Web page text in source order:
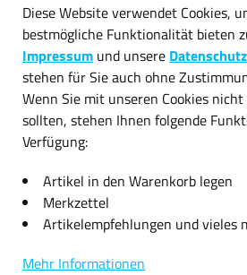
Original Brother
211 für P-Touch 1005
1290
9,98 € *
inkl. MwSt.zzgl. Versandkosten
Diese Website verwendet Cookies,
bestmögliche Funktionalität bieten
Impressum und unsere
stehen für Sie auch ohne
Wenn Sie mit unseren Cookies
sollten, stehen Ihnen folgende
Verfügung:
Artikel in den Warenkorb legen
Merkzettel
Artikelempfehlungen und vieles
Mehr Informationen